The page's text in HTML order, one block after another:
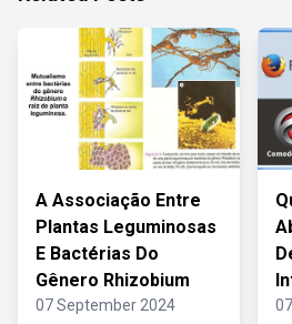
A Associação Entre
Plantas Leguminosas
E Bactérias Do
Gênero Rhizobium
07 September 2024